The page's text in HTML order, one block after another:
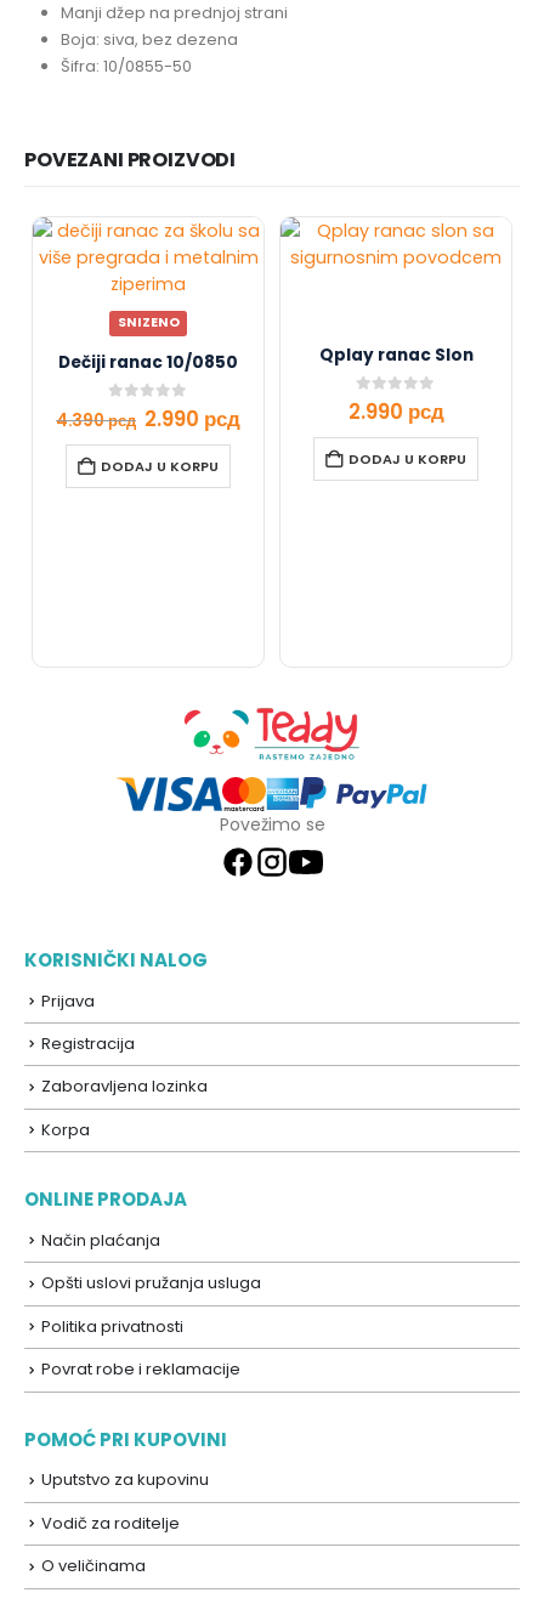
Manji džep na prednjoj strani
Boja: siva, bez dezena
Šifra: 10/0855-50
POVEZANI PROIZVODI
SNIZENO
Dečiji ranac 10/0850
out of 5
4.390рсд 2.990 рсд
DODAJ U KORPU
Qplay ranac Slon
0 out of 5
2.990 рсд
DODAJ U KORPU
Povežimo se
KORISNIČKI NALOG
Prijava
Registracija
Zaboravljena lozinka
Korpa
ONLINE PRODAJA
Način plaćanja
Opšti uslovi pružanja usluga
Politika privatnosti
Povrat robe i reklamacije
POMOĆ PRI KUPOVINI
Uputstvo za kupovinu
Vodič za roditelje
O veličinama